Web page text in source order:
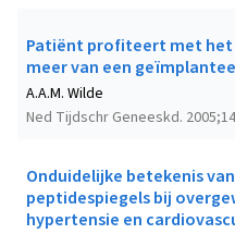
Patiënt profiteert met het
meer van een
Ned Tijdschr Geneeskd.
A.A.M. Wilde
Onduidelijke betekenis
peptidespiegels bij
hypertensie en